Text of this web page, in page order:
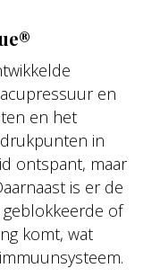
en
en het
in
ontspant, maar
is er de
of
komt, wat